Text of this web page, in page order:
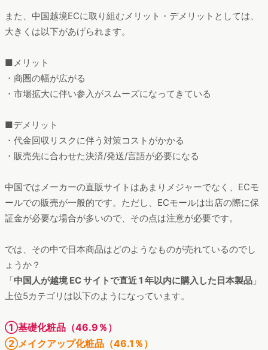
また、中国越境ECに取り組むメリット・デメリットとしては、
大きくは以下があげられます。
■メリット
・商圏の幅が広がる
・市場拡大に伴い参入がスムーズになってきている
■デメリット
・代金回収リスクに伴う対策コストがかかる
・販売先に合わせた決済/発送/言語が必要になる
中国ではメーカーの直販サイトはあまりメジャーでなく、ECモ
ールでの販売が一般的です。ただし、ECモールは出店の際に保
証金が必要な場合が多いので、その点は注意が必要です。
では、その中で日本商品はどのようなものが売れているのでし
ょうか？
「中国人が越境 EC サイトで直近 1 年以内に購入した日本製品 」
上位5カテゴリは以下のようになっています。
①基礎化粧品（46.9％）
②メイクアップ化粧品（46.1％）